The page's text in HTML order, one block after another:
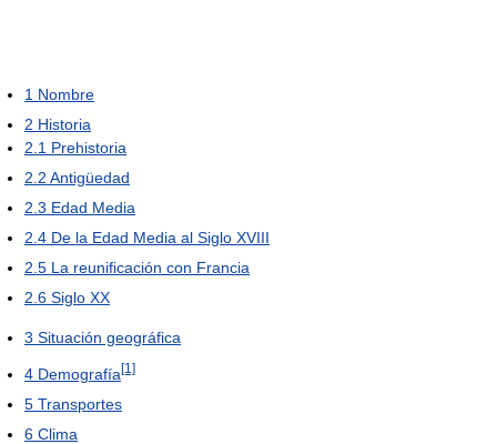
1 Nombre
2 Historia
2.1 Prehistoria
2.2 Antigüedad
2.3 Edad Media
2.4 De la Edad Media al Siglo XVIII
2.5 La reunificación con Francia
2.6 Siglo XX
3 Situación geográfica
4 Demografía[1]
5 Transportes
6 Clima